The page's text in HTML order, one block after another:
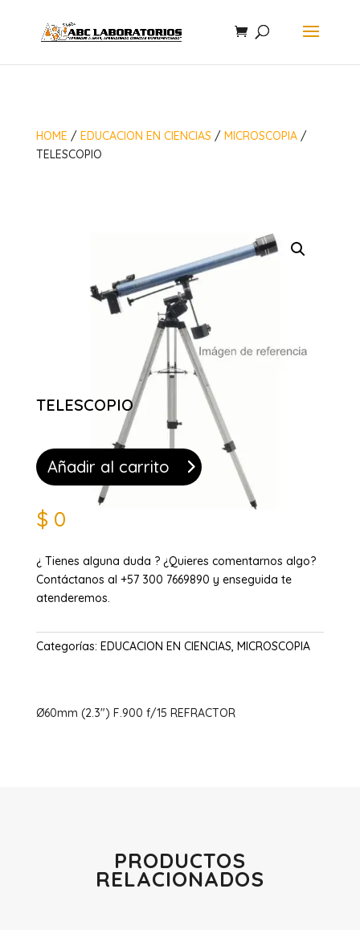
HOME / EDUCACION EN CIENCIAS/ MICROSCOPIA/
TELESCOPIO
TELESCOPIO
Añadir al carrito
$ 0
¿ Tienes alguna duda ? ¿Quieres comentarnos algo?
Contáctanos al +57 300 7669890 y enseguida te
atenderemos.
Categorías: EDUCACION EN CIENCIAS, MICROSCOPIA
Ø60mm (2.3″) F.900 f/15 REFRACTOR
PRODUCTOS
RELACIONADOS